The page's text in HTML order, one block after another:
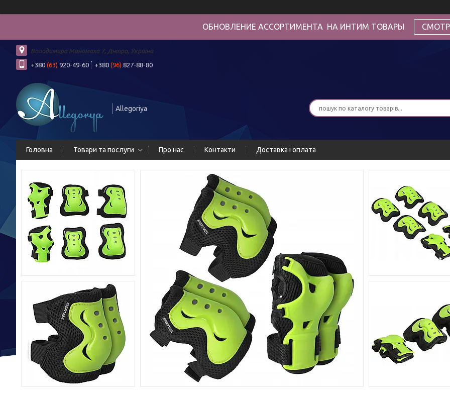
ОБНОВЛЕНИЕ АССОРТИМЕНТА НА ИНТИМ ТОВАРЫ
Володимира Мономаха 7, Дніпро, Україна
+380 (63) 920-49-60 +380 (96) 827-88-80
Allegoriya
Головна Товари та послуги Про нас Контакти Доставка і оплата